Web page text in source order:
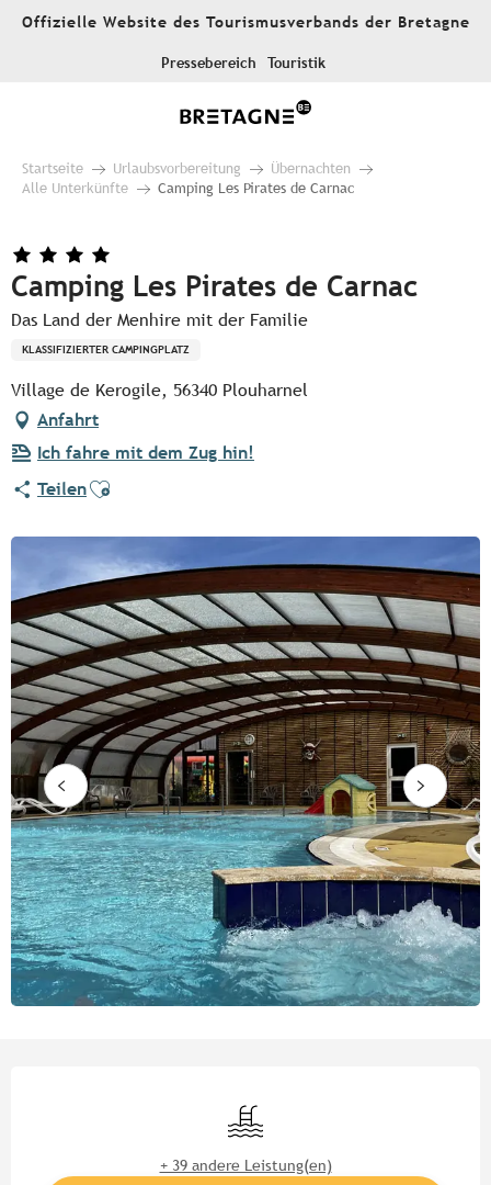
AllerOffizielle Website des Tourismusverbands der Bretagne
Pressebereich Touristik
Startseite Urlaubsvorbereitung
Übernachten
Alle Unterkünfte
Camping Les Pirates de Carnac
Camping Les Pirates de Carnac
Das Land der Menhire mit der Familie
KLASSIFIZIERTER CAMPINGPLATZ
Village de Kerogile, 56340 Plouharnel
Anfahrt
Ich fahre mit dem Zug hin!
TeilenAjouter aux favoris
Schwimmbad
+ 39 andere Leistung(en)